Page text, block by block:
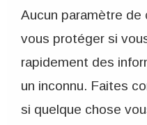
Aucun paramètre
vous protéger si
rapidement des
un inconnu. Faites
si quelque chose